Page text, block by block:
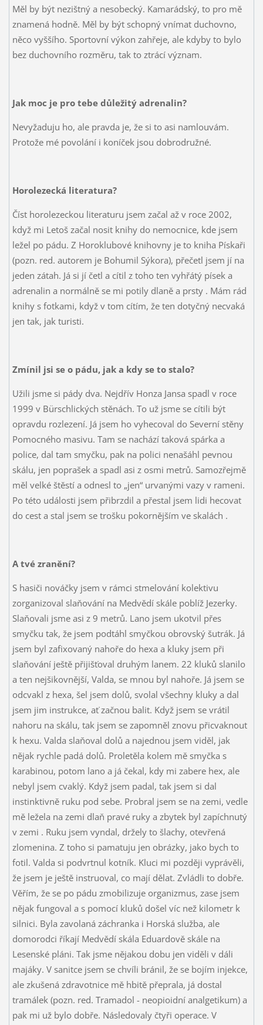
Měl by být nezištný a nesobecký. Kamarádský, to pro mě
znamená hodně. Měl by být schopný vnímat duchovno,
něco vyššího. Sportovní výkon zahřeje, ale kdyby to bylo
bez duchovního rozměru, tak to ztrácí význam.
Jak moc je pro tebe důležitý adrenalin?
Nevyžaduju ho, ale pravda je, že si to asi namlouvám.
Protože mé povolání i koníček jsou dobrodružné.
Horolezecká literatura?
Číst horolezeckou literaturu jsem začal až v roce 2002,
když mi Letoš začal nosit knihy do nemocnice, kde jsem
ležel po pádu. Z Horoklubové knihovny je to kniha Pískaři
(pozn. red. autorem je Bohumil Sýkora), přečetl jsem jí na
jeden zátah. Já si jí četl a cítil z toho ten vyhřátý písek a
adrenalin a normálně se mi potily dlaně a prsty . Mám rád
knihy s fotkami, když v tom cítím, že ten dotyčný necvaká
jen tak, jak turisti.
Zmínil jsi se o pádu, jak a kdy se to stalo?
Užili jsme si pády dva. Nejdřív Honza Jansa spadl v roce
1999 v Bürschlických stěnách. To už jsme se cítili být
opravdu rozlezení. Já jsem ho vyhecoval do Severní stěny
Pomocného masivu. Tam se nachází taková spárka a
police, dal tam smyčku, pak na polici nenašáhl pevnou
skálu, jen poprašek a spadl asi z osmi metrů. Samozřejmě
měl velké štěstí a odnesl to „jen“ urvanými vazy v rameni.
Po této události jsem přibrzdil a přestal jsem lidi hecovat
do cest a stal jsem se trošku pokornějším ve skalách .
A tvé zranění?
S hasiči nováčky jsem v rámci stmelování kolektivu
zorganizoval slaňování na Medvědí skále poblíž Jezerky.
Slaňovali jsme asi z 9 metrů. Lano jsem ukotvil přes
smyčku tak, že jsem podtáhl smyčkou obrovský šutrák. Já
jsem byl zafixovaný nahoře do hexa a kluky jsem při
slaňování ještě přijišťoval druhým lanem. 22 kluků slanilo
a ten nejšikovnější, Valda, se mnou byl nahoře. Já jsem se
odcvakl z hexa, šel jsem dolů, svolal všechny kluky a dal
jsem jim instrukce, ať začnou balit. Když jsem se vrátil
nahoru na skálu, tak jsem se zapomněl znovu přicvaknout
k hexu. Valda slaňoval dolů a najednou jsem viděl, jak
nějak rychle padá dolů. Proletěla kolem mě smyčka s
karabinou, potom lano a já čekal, kdy mi zabere hex, ale
nebyl jsem cvaklý. Když jsem padal, tak jsem si dal
instinktivně ruku pod sebe. Probral jsem se na zemi, vedle
mě ležela na zemi dlaň pravé ruky a zbytek byl zapíchnutý
v zemi . Ruku jsem vyndal, držely to šlachy, otevřená
zlomenina. Z toho si pamatuju jen obrázky, jako bych to
fotil. Valda si podvrtnul kotník. Kluci mi později vyprávěli,
že jsem je ještě instruoval, co mají dělat. Zvládli to dobře.
Věřím, že se po pádu zmobilizuje organizmus, zase jsem
nějak fungoval a s pomocí kluků došel víc než kilometr k
silnici. Byla zavolaná záchranka i Horská služba, ale
domorodci říkají Medvědí skála Eduardově skále na
Lesenské pláni. Tak jsme nějakou dobu jen viděli v dáli
majáky. V sanitce jsem se chvíli bránil, že se bojím injekce,
ale zkušená zdravotnice mě hbitě přeprala, já dostal
tramálek (pozn. red. Tramadol - neopioidní analgetikum) a
pak mi už bylo dobře. Následovaly čtyři operace. V